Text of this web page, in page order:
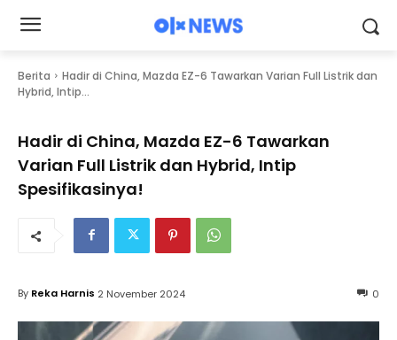
Berita
Hadir di China, Mazda EZ-6 Tawarkan Varian Full Listrik dan
Hybrid, Intip...
Hadir di China, Mazda EZ-6 Tawarkan
Varian Full Listrik dan Hybrid, Intip
Spesifikasinya!
0
By Reka Harnis 2 November 2024